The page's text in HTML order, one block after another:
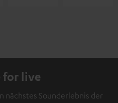
for live
nächstes Sounderlebnis der